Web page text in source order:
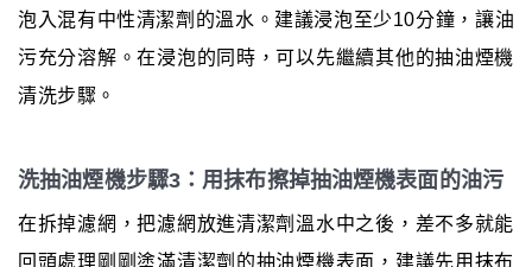
泡入混有中性清潔劑的溫水。建議浸泡至少10分鐘，讓油
污充分溶解。在浸泡的同時，可以先繼續其他的抽油煙機
清洗步驟。
洗抽油煙機步驟3：用抹布擦掉抽油煙機表面的油污
在拆掉濾網，把濾網放進清潔劑溫水中之後，差不多就能
回頭處理剛剛塗滿清潔劑的抽油煙機表面，建議先用抹布